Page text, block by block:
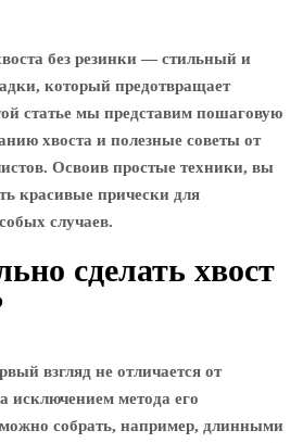
без резинки — стильный и
который предотвращает
статье мы представим пошаговую
хвоста и полезные советы от
Освоив простые техники, вы
красивые прически для
случаев.
сделать хвост
взгляд не отличается от
исключением метода его
собрать, например, длинными